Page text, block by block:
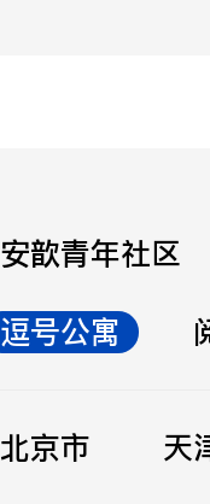
安歆青年社区
逗号公寓
北京市
天
立即提交